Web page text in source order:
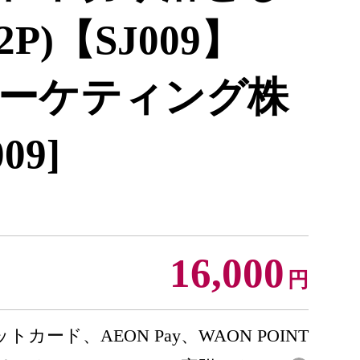
【SJ009】
ケティング株
16,000 円
トカード、AEON Pay、WAON POINT